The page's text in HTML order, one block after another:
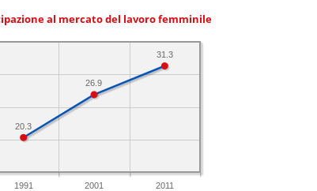
al mercato del lavoro femminile
1991 2001 2011
31.3
26.9
20.3